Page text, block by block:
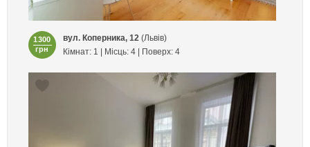
1300
грн
вул. Коперника, 12 (Львів)
Кімнат: 1 | Місць: 4 | Поверх: 4